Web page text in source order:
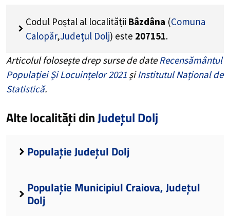
Codul Poștal al localității Bâzdâna (Comuna
Calopăr,Județul Dolj) este 207151.
Articolul folosește drep surse de dateRecensământul
Populației Și Locuințelor 2021 șiInstitutul Național de
Statistică.
Alte localități dinJudețul Dolj
Populație Județul Dolj
Populație Municipiul Craiova, Județul
Dolj